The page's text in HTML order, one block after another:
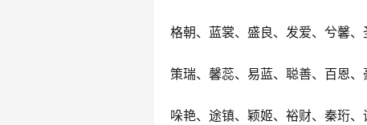
格朝、蓝裳、盛良、发爱、兮馨、
策瑞、馨蕊、易蓝、聪善、百恩、
哚艳、途镇、颖姬、裕财、秦珩、